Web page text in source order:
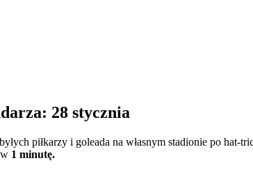
28 stycznia
piłkarzy i goleada na własnym stadionie po hat-
1 minutę.